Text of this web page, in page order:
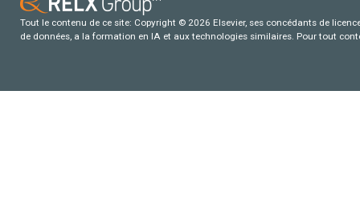
Tout le contenu de ce site: Copyright © 2026 Elsevier, ses concédants de
de données, a la formation en IA et aux technologies similaires. Pour tout